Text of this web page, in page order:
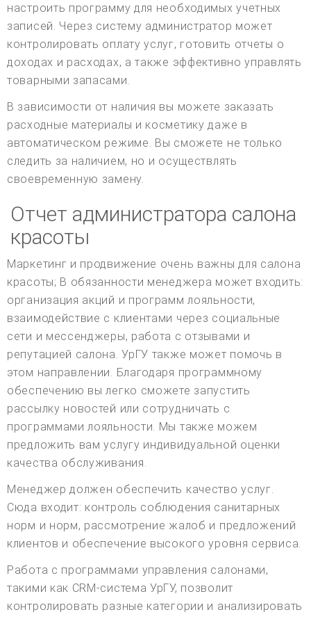
настроить программу для необходимых учетных
записей. Через систему администратор может
контролировать оплату услуг, готовить отчеты о
доходах и расходах, а также эффективно управлять
товарными запасами.
В зависимости от наличия вы можете заказать
расходные материалы и косметику даже в
автоматическом режиме. Вы сможете не только
следить за наличием, но и осуществлять
своевременную замену.
Отчет администратора салона
красоты
Маркетинг и продвижение очень важны для салона
красоты; В обязанности менеджера может входить:
организация акций и программ лояльности,
взаимодействие с клиентами через социальные
сети и мессенджеры, работа с отзывами и
репутацией салона. УрГУ также может помочь в
этом направлении. Благодаря программному
обеспечению вы легко сможете запустить
рассылку новостей или сотрудничать с
программами лояльности. Мы также можем
предложить вам услугу индивидуальной оценки
качества обслуживания.
Менеджер должен обеспечить качество услуг.
Сюда входит: контроль соблюдения санитарных
норм и норм, рассмотрение жалоб и предложений
клиентов и обеспечение высокого уровня сервиса.
Работа с программами управления салонами,
такими как CRM-система УрГУ, позволит
контролировать разные категории и анализировать